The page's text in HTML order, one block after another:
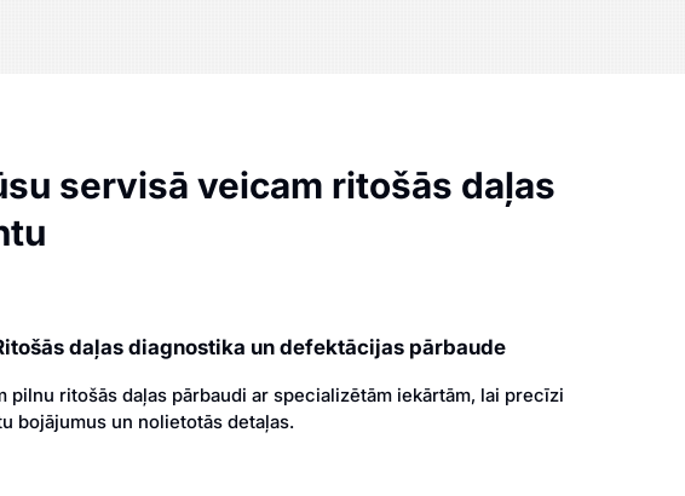
servisā veicam ritošās daļas
daļas diagnostika un defektācijas pārbaude
pilnu ritošās daļas pārbaudi ar specializētām iekārtām, lai precīzi
bojājumus un nolietotās detaļas.